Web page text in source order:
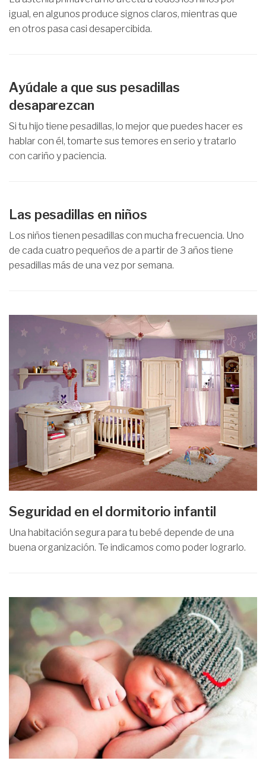
igual, en algunos produce signos claros, mientras que
en otros pasa casi desapercibida.
Ayúdale a que sus pesadillas
desaparezcan
Si tu hijo tiene pesadillas, lo mejor que puedes hacer es
hablar con él, tomarte sus temores en serio y tratarlo
con cariño y paciencia.
Las pesadillas en niños
Los niños tienen pesadillas con mucha frecuencia. Uno
de cada cuatro pequeños de a partir de 3 años tiene
pesadillas más de una vez por semana.
Seguridad en el dormitorio infantil
Una habitación segura para tu bebé depende de una
buena organización. Te indicamos como poder lograrlo.